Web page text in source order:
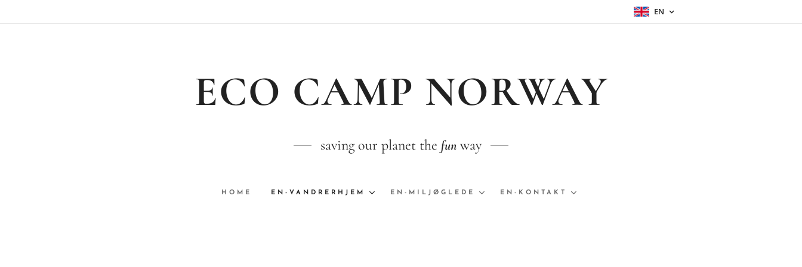
EN
ECO CAMP NORWAY
saving our planet the fun way
HOME EN-VANDRERHJEM EN-MILJØGLEDE EN-KONTAKT